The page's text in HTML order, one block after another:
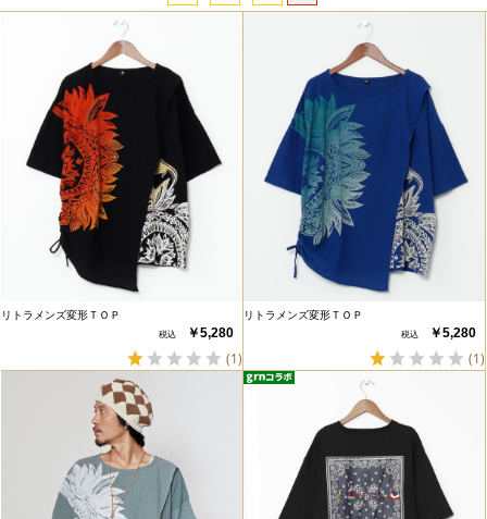
リトラメンズ変形ＴＯＰ
￥5,280
(1)
リトラメンズ変形ＴＯＰ
￥5,280
(1)